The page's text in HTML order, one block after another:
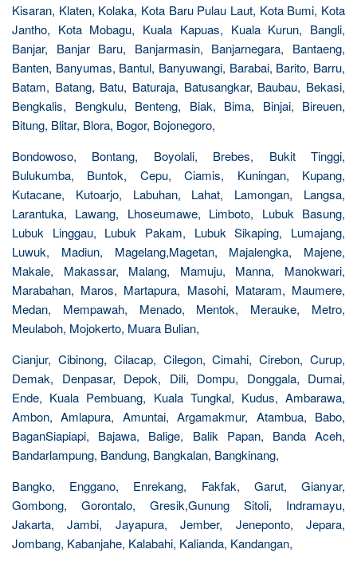
Kisaran, Klaten, Kolaka, Kota Baru Pulau Laut, Kota Bumi, Kota
Jantho, Kota Mobagu, Kuala Kapuas, Kuala Kurun, Bangli,
Banjar, Banjar Baru, Banjarmasin, Banjarnegara, Bantaeng,
Banten, Banyumas, Bantul, Banyuwangi, Barabai, Barito, Barru,
Batam, Batang, Batu, Baturaja, Batusangkar, Baubau, Bekasi,
Bengkalis, Bengkulu, Benteng, Biak, Bima, Binjai, Bireuen,
Bitung, Blitar, Blora, Bogor, Bojonegoro,
Bondowoso, Bontang, Boyolali, Brebes, Bukit Tinggi,
Bulukumba, Buntok, Cepu, Ciamis, Kuningan, Kupang,
Kutacane, Kutoarjo, Labuhan, Lahat, Lamongan, Langsa,
Larantuka, Lawang, Lhoseumawe, Limboto, Lubuk Basung,
Lubuk Linggau, Lubuk Pakam, Lubuk Sikaping, Lumajang,
Luwuk, Madiun, Magelang,Magetan, Majalengka, Majene,
Makale, Makassar, Malang, Mamuju, Manna, Manokwari,
Marabahan, Maros, Martapura, Masohi, Mataram, Maumere,
Medan, Mempawah, Menado, Mentok, Merauke, Metro,
Meulaboh, Mojokerto, Muara Bulian,
Cianjur, Cibinong, Cilacap, Cilegon, Cimahi, Cirebon, Curup,
Demak, Denpasar, Depok, Dili, Dompu, Donggala, Dumai,
Ende, Kuala Pembuang, Kuala Tungkal, Kudus, Ambarawa,
Ambon, Amlapura, Amuntai, Argamakmur, Atambua, Babo,
BaganSiapiapi, Bajawa, Balige, Balik Papan, Banda Aceh,
Bandarlampung, Bandung, Bangkalan, Bangkinang,
Bangko, Enggano, Enrekang, Fakfak, Garut, Gianyar,
Gombong, Gorontalo, Gresik,Gunung Sitoli, Indramayu,
Jakarta, Jambi, Jayapura, Jember, Jeneponto, Jepara,
Jombang, Kabanjahe, Kalabahi, Kalianda, Kandangan,